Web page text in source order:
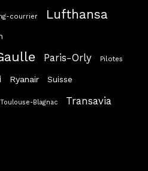
courrier Lufthansa
Paris-Orly Pilotes
Ryanair Suisse
Toulouse-Blagnac Transavia